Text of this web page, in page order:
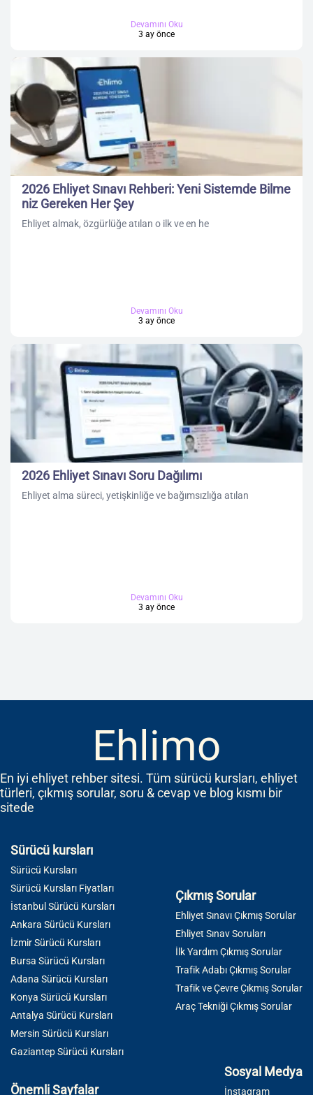
Devamını Oku
3 ay önce
2026 Ehliyet Sınavı Rehberi: Yeni Sistemde Bilme
niz Gereken Her Şey
Ehliyet almak, özgürlüğe atılan o ilk ve en he
Devamını Oku
3 ay önce
2026 Ehliyet Sınavı Soru Dağılımı
Ehliyet alma süreci, yetişkinliğe ve bağımsızlığa atılan
Devamını Oku
3 ay önce
Ehlimo
En iyi ehliyet rehber sitesi. Tüm sürücü kursları, ehliyet
türleri, çıkmış sorular, soru & cevap ve blog kısmı bir
sitede
Sürücü kursları
Sürücü Kursları
Sürücü Kursları Fiyatları
İstanbul Sürücü Kursları
Ankara Sürücü Kursları
İzmir Sürücü Kursları
Bursa Sürücü Kursları
Adana Sürücü Kursları
Konya Sürücü Kursları
Antalya Sürücü Kursları
Mersin Sürücü Kursları
Gaziantep Sürücü Kursları
Çıkmış Sorular
Ehliyet Sınavı Çıkmış Sorular
Ehliyet Sınav Soruları
İlk Yardım Çıkmış Sorular
Trafik Adabı Çıkmış Sorular
Trafik ve Çevre Çıkmış Sorular
Araç Tekniği Çıkmış Sorular
Önemli Sayfalar
Sosyal Medya
İnstagram